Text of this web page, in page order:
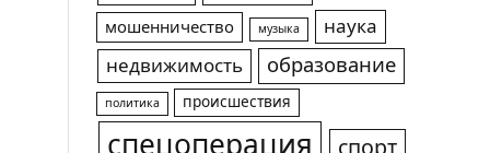
мошенничество музыка
наука
недвижимость
образование
политика происшествия
спецоперация спорт